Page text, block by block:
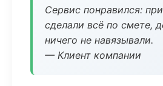
Сервис понравился:
сделали всё по смете,
ничего не навязывали.
— Клиент компании